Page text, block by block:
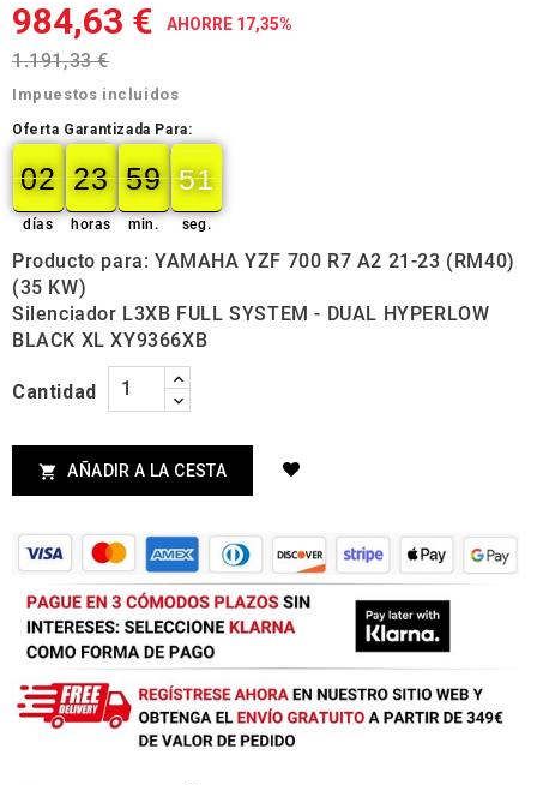
984,63 € AHORRE 17,35%
1.191,33 €
Impuestos incluidos
Oferta Garantizada Para:
02
02
00
días
23
23
00
horas
59
59
00
min.
50
50
51
seg.
Producto para: YAMAHA YZF 700 R7 A2 21-23 (RM40)
(35 KW)
Silenciador L3XB FULL SYSTEM - DUAL HYPERLOW
BLACK XL XY9366XB
Cantidad
 AÑADIR A LA CESTA